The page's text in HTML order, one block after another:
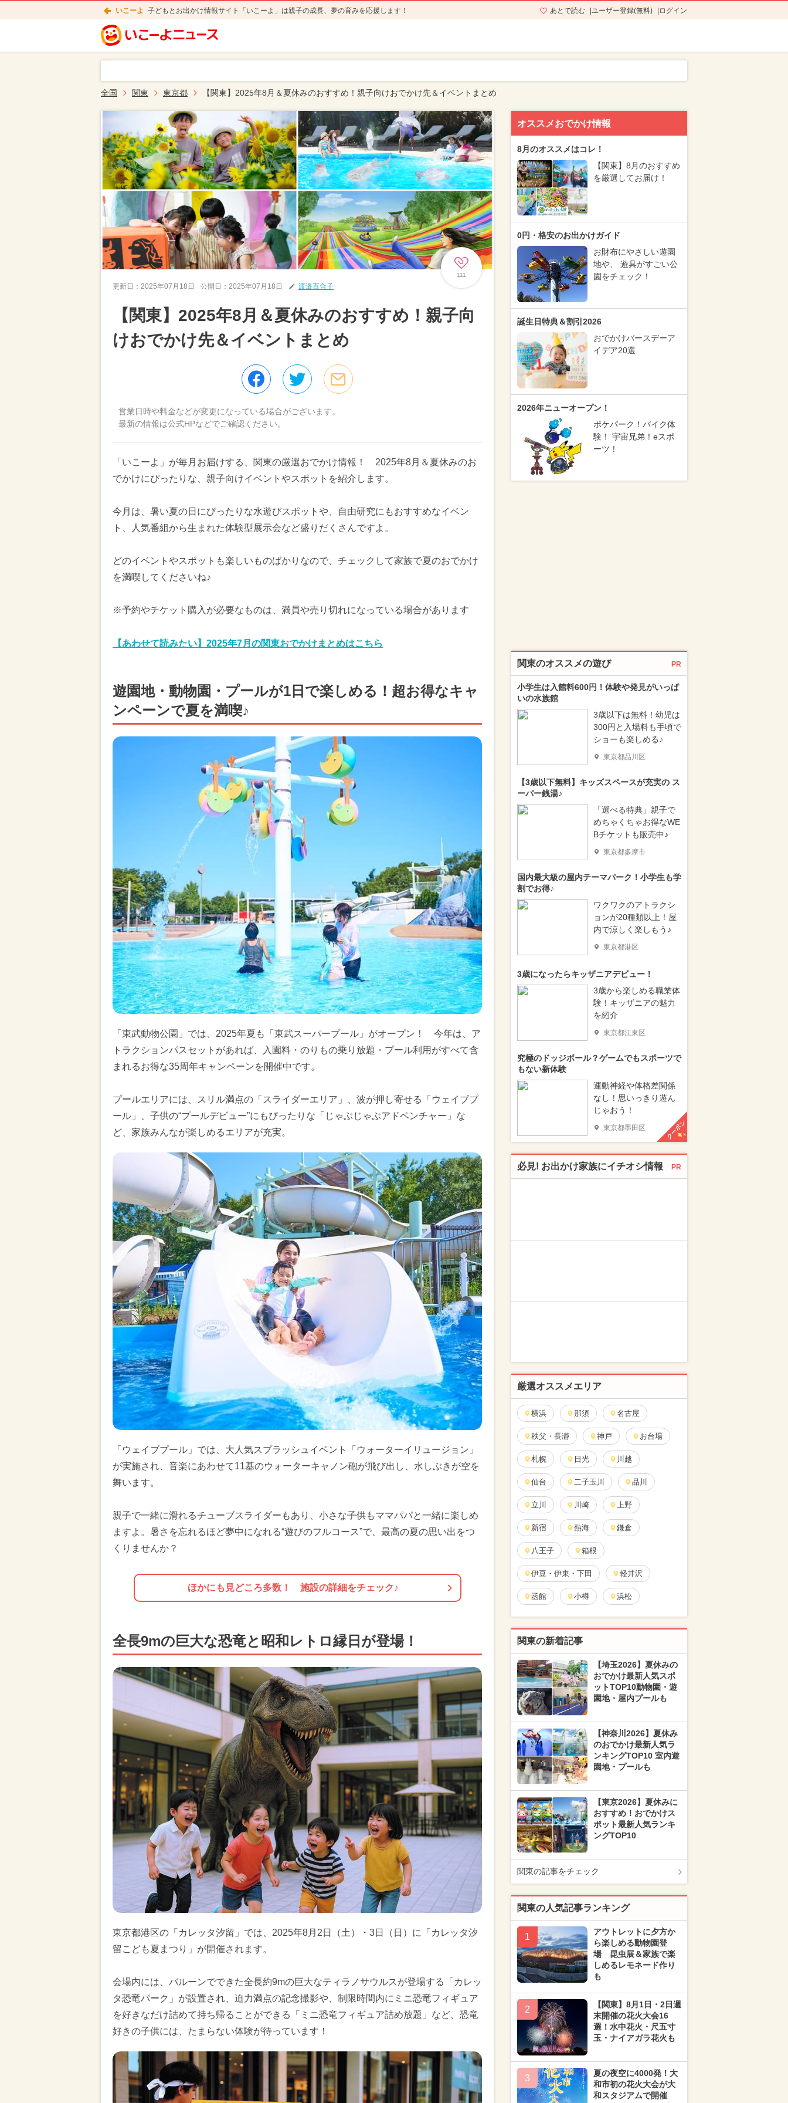
いこーよ 子どもとお出かけ情報サイト「いこーよ」は親子の成長、夢の育みを応援します！ あとで読む ユーザー登録(無料) ログイン
全国 関東 東京都 【関東】2025年8月＆夏休みのおすすめ！親子向けおでかけ先＆イベントまとめ
111
更新日： 2025年07月18日 公開日： 2025年07月18日 渡邉百合子
【関東】2025年8月＆夏休みのおすすめ！親子向
けおでかけ先＆イベントまとめ
営業日時や料金などが変更になっている場合がございます。
最新の情報は公式HPなどでご確認ください。
「いこーよ」が毎月お届けする、関東の厳選おでかけ情報！ 2025年8月＆夏休みのお
でかけにぴったりな、親子向けイベントやスポットを紹介します。
今月は、暑い夏の日にぴったりな水遊びスポットや、自由研究にもおすすめなイベン
ト、人気番組から生まれた体験型展示会など盛りだくさんですよ。
どのイベントやスポットも楽しいものばかりなので、チェックして家族で夏のおでかけ
を満喫してくださいね♪
※予約やチケット購入が必要なものは、満員や売り切れになっている場合があります
【あわせて読みたい】2025年7月の関東おでかけまとめはこちら
遊園地・動物園・プールが1日で楽しめる！超お得なキャ
ンペーンで夏を満喫♪
「東武動物公園」では、2025年夏も「東武スーパープール」がオープン！ 今年は、ア
トラクションパスセットがあれば、入園料・のりもの乗り放題・プール利用がすべて含
まれるお得な35周年キャンペーンを開催中です。
プールエリアには、スリル満点の「スライダーエリア」、波が押し寄せる「ウェイブプ
ール」、子供の“プールデビュー”にもぴったりな「じゃぶじゃぶアドベンチャー」な
ど、家族みんなが楽しめるエリアが充実。
「ウェイブプール」では、大人気スプラッシュイベント「ウォーターイリュージョン」
が実施され、音楽にあわせて11基のウォーターキャノン砲が飛び出し、水しぶきが空を
舞います。
親子で一緒に滑れるチューブスライダーもあり、小さな子供もママパパと一緒に楽しめ
ますよ。暑さを忘れるほど夢中になれる“遊びのフルコース”で、最高の夏の思い出をつ
くりませんか？
ほかにも見どころ多数！ 施設の詳細をチェック♪
全長9mの巨大な恐竜と昭和レトロ縁日が登場！
東京都港区の「カレッタ汐留」では、2025年8月2日（土）・3日（日）に「カレッタ汐
留こども夏まつり」が開催されます。
会場内には、バルーンでできた全長約9mの巨大なティラノサウルスが登場する「カレッ
タ恐竜パーク」が設置され、迫力満点の記念撮影や、制限時間内にミニ恐竜フィギュア
を好きなだけ詰めて持ち帰ることができる「ミニ恐竜フィギュア詰め放題」など、恐竜
好きの子供には、たまらない体験が待っています！
オススメおでかけ情報
8月のオススメはコレ！
【関東】8月のおすすめ
を厳選してお届け！
0円・格安のお出かけガイド
お財布にやさしい遊園
地や、 遊具がすごい公
園をチェック！
誕生日特典＆割引2026
おでかけバースデーア
イデア20選
2026年ニューオープン！
ポケパーク！バイク体
験！ 宇宙兄弟！eスポ
ーツ！
関東のオススメの遊び PR
小学生は入館料600円！体験や発見がいっぱ
いの水族館
3歳以下は無料！幼児は
300円と入場料も手頃で
ショーも楽しめる♪
東京都品川区
【3歳以下無料】キッズスペースが充実の ス
ーパー銭湯♪
「選べる特典」親子で
めちゃくちゃお得なWE
Bチケットも販売中♪
東京都多摩市
国内最大級の屋内テーマパーク！小学生も学
割でお得♪
ワクワクのアトラクシ
ョンが20種類以上！屋
内で涼しく楽しもう♪
東京都港区
3歳になったらキッザニアデビュー！
3歳から楽しめる職業体
験！キッザニアの魅力
を紹介
東京都江東区
究極のドッジボール？ゲームでもスポーツで
もない新体験
運動神経や体格差関係
なし！思いっきり遊ん
じゃおう！
東京都墨田区 クーポン
必見! お出かけ家族にイチオシ情報 PR
厳選オススメエリア
横浜 那須 名古屋
秩父・長瀞 神戸 お台場
札幌 日光 川越
仙台 二子玉川 品川
立川 川崎 上野
新宿 熱海 鎌倉
八王子 箱根
伊豆・伊東・下田 軽井沢
函館 小樽 浜松
関東の新着記事
【埼玉2026】夏休みの
おでかけ最新人気スポ
ットTOP10動物園・遊
園地・屋内プールも
【神奈川2026】夏休み
のおでかけ最新人気ラ
ンキングTOP10 室内遊
園地・プールも
【東京2026】夏休みに
おすすめ！おでかけス
ポット最新人気ランキ
ングTOP10
関東の記事をチェック
関東の人気記事ランキング
1
アウトレットに夕方か
ら楽しめる動物園登
場 昆虫展＆家族で楽
しめるレモネード作り
も
2
【関東】8月1日・2日週
末開催の花火大会16
選！水中花火・尺五寸
玉・ナイアガラ花火も
3
夏の夜空に4000発！大
和市初の花火大会が大
和スタジアムで開催